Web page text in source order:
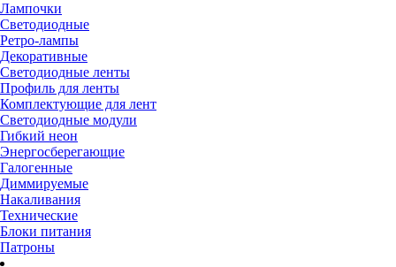
Лампочки
Светодиодные
Ретро-лампы
Декоративные
Светодиодные ленты
Профиль для ленты
Комплектующие для лент
Светодиодные модули
Гибкий неон
Энергосберегающие
Галогенные
Диммируемые
Накаливания
Технические
Блоки питания
Патроны